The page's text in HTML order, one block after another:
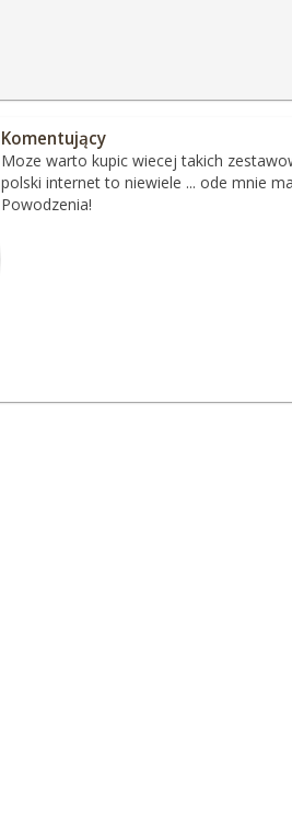
Komentujący
Moze warto kupic wiecej takich
polski internet to niewiele ... ode mnie
Powodzenia!